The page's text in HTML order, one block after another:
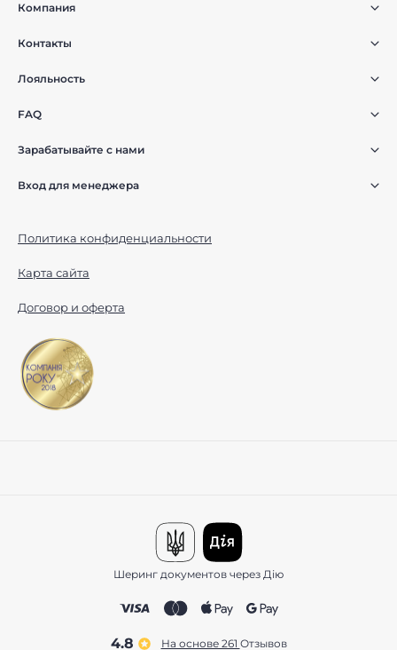
Компания
Контакты
Лояльность
FAQ
Зарабатывайте с нами
Вход для менеджера
Политика конфиденциальности
Карта сайта
Договор и оферта
Шеринг документов через Дію
4.8 На основе 261 отзывов